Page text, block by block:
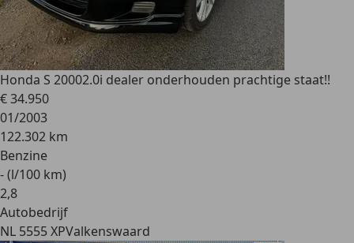
Honda S 20002.0i dealer onderhouden prachtige staat!!
€ 34.950
01/2003
122.302 km
Benzine
- (l/100 km)
2,8
Autobedrijf
NL 5555 XPValkenswaard